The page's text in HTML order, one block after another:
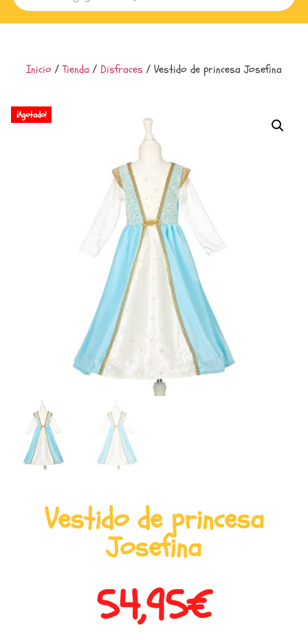
Inicio /Tienda / Disfraces / Vestido de princesa Josefina
¡Agotado!
Vestido de princesa
Josefina
54,95€